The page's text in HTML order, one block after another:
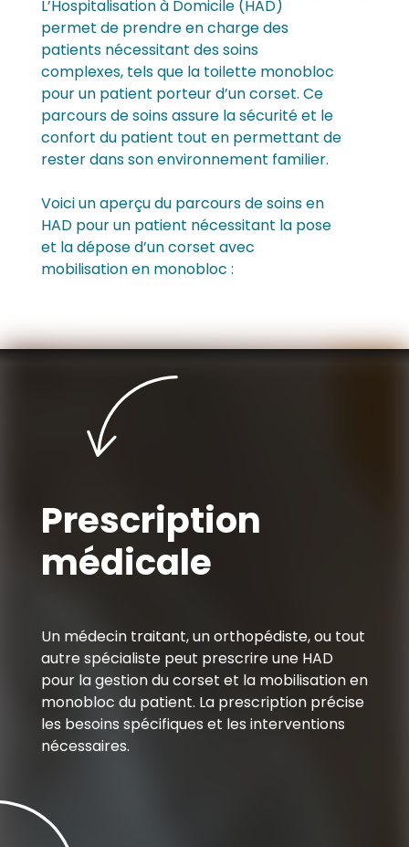
L’Hospitalisation à Domicile (HAD)
permet de prendre en charge des
patients nécessitant des soins
complexes, tels que la toilette monobloc
pour un patient porteur d’un corset. Ce
parcours de soins assure la sécurité et le
confort du patient tout en permettant de
rester dans son environnement familier.
Voici un aperçu du parcours de soins en
HAD pour un patient nécessitant la pose
et la dépose d’un corset avec
mobilisation en monobloc :
Prescription
médicale
Un médecin traitant, un orthopédiste, ou tout
autre spécialiste peut prescrire une HAD
pour la gestion du corset et la mobilisation en
monobloc du patient. La prescription précise
les besoins spécifiques et les interventions
nécessaires.